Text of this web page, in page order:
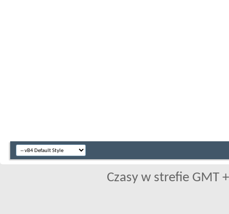
Czasy w strefie GMT